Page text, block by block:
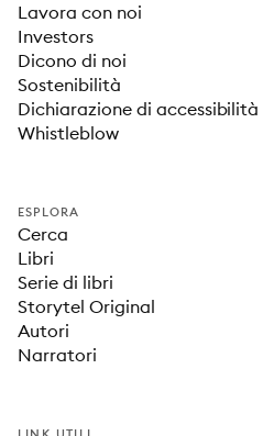
Lavora con noi
Investors
Dicono di noi
Sostenibilità
Dichiarazione di accessibilità
Whistleblow
ESPLORA
Cerca
Libri
Serie di libri
Storytel Original
Autori
Narratori